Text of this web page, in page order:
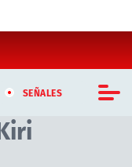
SEÑALES